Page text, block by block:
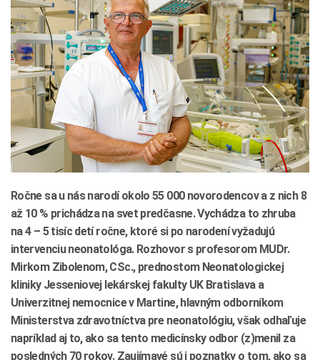
Ročne sa u nás narodí okolo 55 000 novorodencov a z nich 8
až 10 % prichádza na svet predčasne. Vychádza to zhruba
na 4 – 5 tisíc detí ročne, ktoré si po narodení vyžadujú
intervenciu neonatológa. Rozhovor s profesorom MUDr.
Mirkom Zibolenom, CSc., prednostom Neonatologickej
kliniky Jesseniovej lekárskej fakulty UK Bratislava a
Univerzitnej nemocnice v Martine, hlavným odborníkom
Ministerstva zdravotníctva pre neonatológiu, však odhaľuje
napríklad aj to, ako sa tento medicínsky odbor (z)menil za
posledných 70 rokov. Zaujímavé sú i poznatky o tom, ako sa